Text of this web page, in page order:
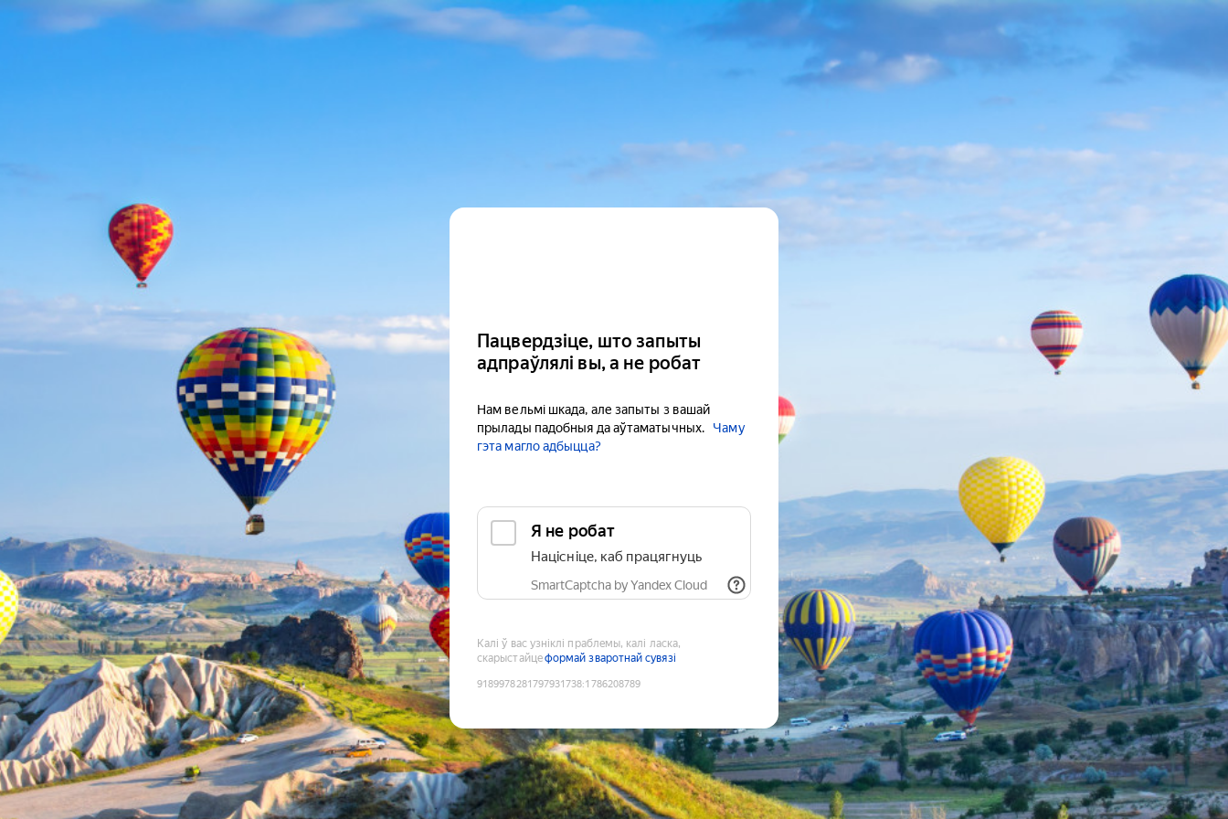
Пацвердзіце, што запыты
адпраўлялі вы, а не робат
Нам вельмі шкада, але запыты з вашай
прылады падобныя да аўтаматычных.
Чаму
гэта магло адбыцца?
Я не робат
Націсніце, каб працягнуць
SmartCaptcha by Yandex Cloud
Калі ў вас узніклі праблемы, калі ласка,
скарыстайцеформай зваротнай сувязі
9189978281797931738:1786208789